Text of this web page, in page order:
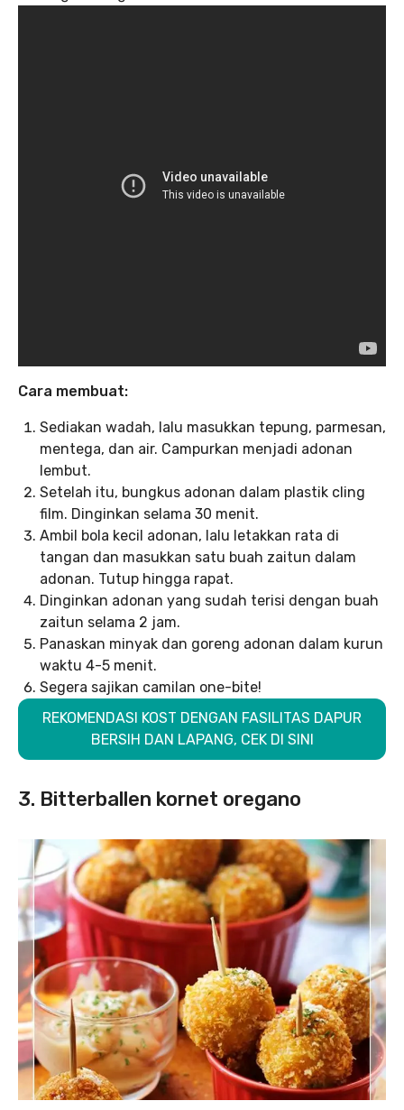
Cara membuat:
Sediakan wadah, lalu masukkan tepung, parmesan,
mentega, dan air. Campurkan menjadi adonan
lembut.
Setelah itu, bungkus adonan dalam plastik cling
film. Dinginkan selama 30 menit.
Ambil bola kecil adonan, lalu letakkan rata di
tangan dan masukkan satu buah zaitun dalam
adonan. Tutup hingga rapat.
Dinginkan adonan yang sudah terisi dengan buah
zaitun selama 2 jam.
Panaskan minyak dan goreng adonan dalam kurun
waktu 4-5 menit.
Segera sajikan camilan one-bite!
REKOMENDASI KOST DENGAN FASILITAS DAPUR
BERSIH DAN LAPANG, CEK DI SINI
3. Bitterballen kornet oregano